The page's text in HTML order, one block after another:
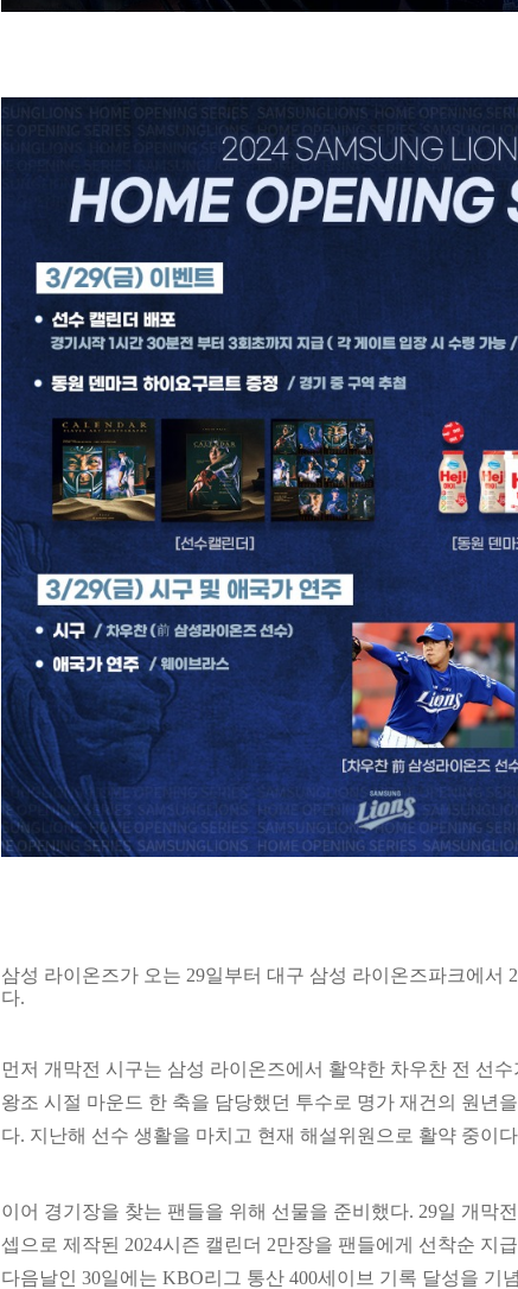
삼성 라이온즈가 오는 29일부터 대구 삼성 라이온즈파크에서
다.
먼저 개막전 시구는 삼성 라이온즈에서 활약한 차우찬 전 선
왕조 시절 마운드 한 축을 담당했던 투수로 명가 재건의 원년
다. 지난해 선수 생활을 마치고 현재 해설위원으로 활약 중이
이어 경기장을 찾는 팬들을 위해 선물을 준비했다. 29일 개막
셉으로 제작된 2024시즌 캘린더 2만장을 팬들에게 선착순 지
다음날인 30일에는 KBO리그 통산 400세이브 기록 달성을 기